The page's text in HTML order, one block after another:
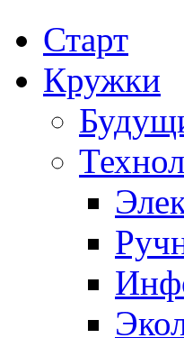
Старт
Кружки